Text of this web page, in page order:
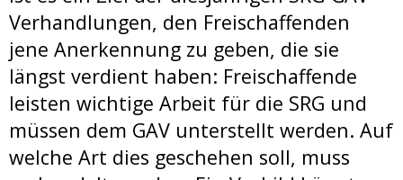
Verhandlungen, den Freischaffenden
jene Anerkennung zu geben, die sie
längst verdient haben: Freischaffende
leisten wichtige Arbeit für die SRG und
müssen dem GAV unterstellt werden. Auf
welche Art dies geschehen soll, muss